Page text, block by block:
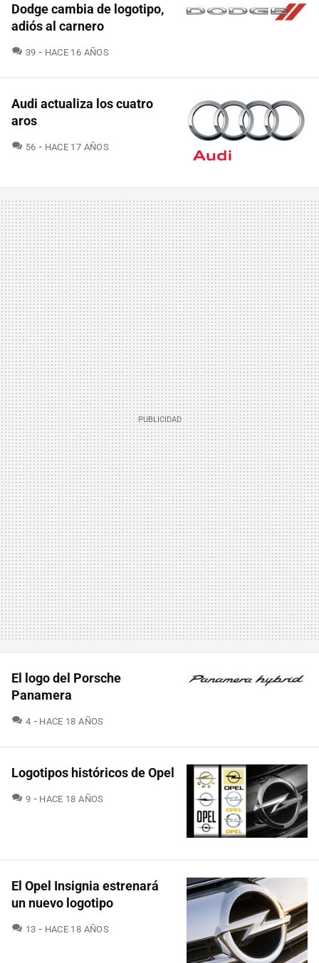
Dodge cambia de logotipo,
adiós al carnero
39 COMENTARIOS
HACE 16 AÑOS
Audi actualiza los cuatro
aros
56 COMENTARIOS
HACE 17 AÑOS
El logo del Porsche
Panamera
4 COMENTARIOS
HACE 18 AÑOS
Logotipos históricos de Opel
9 COMENTARIOS
HACE 18 AÑOS
El Opel Insignia estrenará
un nuevo logotipo
13 COMENTARIOS
HACE 18 AÑOS